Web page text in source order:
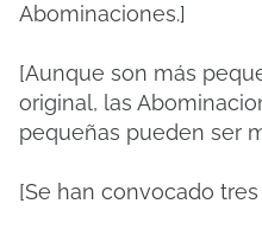
Abominaciones.]
[Aunque son más
original, las
pequeñas pueden ser
[Se han convocado